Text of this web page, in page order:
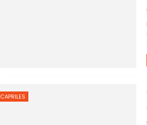
CAPRILES